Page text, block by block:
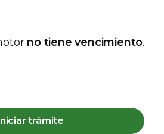
no tiene vencimiento.
trámite